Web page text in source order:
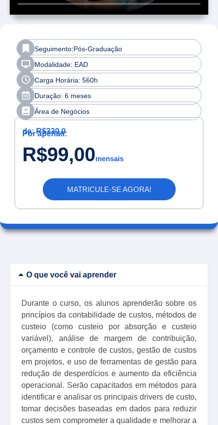
Seguimento:Pós-Graduação
Modalidade: EAD
Carga Horária: 560h
Duração: 6 meses
Área de Negócios
de:R$330,0
Por apenas:
R$99,00mensais
MATRICULE-SE AGORA!
O que você vai aprender
Durante o curso, os alunos aprenderão sobre os
princípios da contabilidade de custos, métodos de
custeio (como custeio por absorção e custeio
variável), análise de margem de contribuição,
orçamento e controle de custos, gestão de custos
em projetos, e uso de ferramentas de gestão para
redução de desperdícios e aumento da eficiência
operacional. Serão capacitados em métodos para
identificar e analisar os principais drivers de custo,
tomar decisões baseadas em dados para reduzir
custos sem comprometer a qualidade e melhorar a